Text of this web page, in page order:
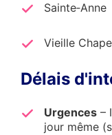
Sainte‑Anne
Vieille
Délais
Urgences –
jour même